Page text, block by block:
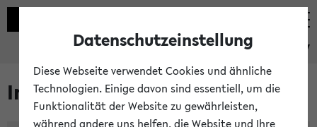
eKVV
Im eKVV verwaltete Räume
Datenschutzeinstellung
Diese Webseite verwendet Cookies und ähnliche
Technologien. Einige davon sind essentiell, um die
Funktionalität der Website zu gewährleisten,
während andere uns helfen, die Website und Ihre